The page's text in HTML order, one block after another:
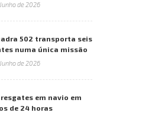
de 2026
502 transporta seis
numa única missão
de 2026
resgates em navio em
de 24 horas